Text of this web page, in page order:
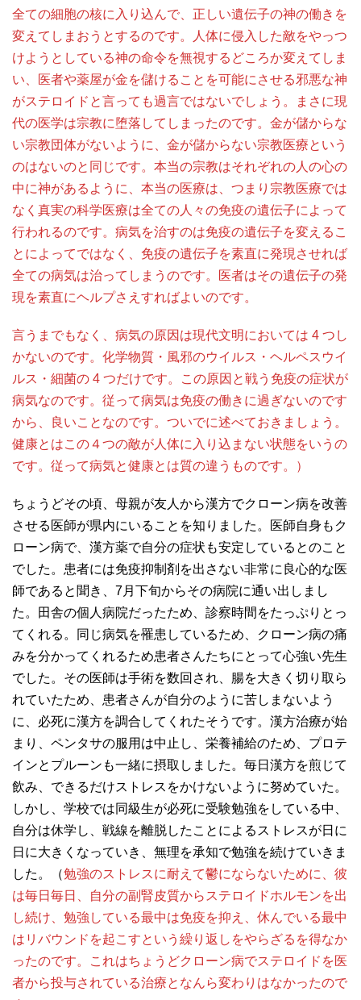
全ての細胞の核に入り込んで、正しい遺伝子の神の働きを
変えてしまおうとするのです。人体に侵入した敵をやっつ
けようとしている神の命令を無視するどころか変えてしま
い、医者や薬屋が金を儲けることを可能にさせる邪悪な神
がステロイドと言っても過言ではないでしょう。まさに現
代の医学は宗教に堕落してしまったのです。金が儲からな
い宗教団体がないように、金が儲からない宗教医療という
のはないのと同じです。本当の宗教はそれぞれの人の心の
中に神があるように、本当の医療は、つまり宗教医療では
なく真実の科学医療は全ての人々の免疫の遺伝子によって
行われるのです。病気を治すのは免疫の遺伝子を変えるこ
とによってではなく、免疫の遺伝子を素直に発現させれば
全ての病気は治ってしまうのです。医者はその遺伝子の発
現を素直にヘルプさえすればよいのです。
言うまでもなく、病気の原因は現代文明においては 4 つし
かないのです。化学物質・風邪のウイルス・ヘルペスウイ
ルス・細菌の 4 つだけです。この原因と戦う免疫の症状が
病気なのです。従って病気は免疫の働きに過ぎないのです
から、良いことなのです。ついでに述べておきましょう。
健康とはこの４つの敵が人体に入り込まない状態をいうの
です。従って病気と健康とは質の違うものです。）
ちょうどその頃、母親が友人から漢方でクローン病を改善
させる医師が県内にいることを知りました。医師自身もク
ローン病で、漢方薬で自分の症状も安定しているとのこと
でした。患者には免疫抑制剤を出さない非常に良心的な医
師であると聞き、7月下旬からその病院に通い出しまし
た。田舎の個人病院だったため、診察時間をたっぷりとっ
てくれる。同じ病気を罹患しているため、クローン病の痛
みを分かってくれるため患者さんたちにとって心強い先生
でした。その医師は手術を数回され、腸を大きく切り取ら
れていたため、患者さんが自分のように苦しまないよう
に、必死に漢方を調合してくれたそうです。漢方治療が始
まり、ペンタサの服用は中止し、栄養補給のため、プロテ
インとプルーンも一緒に摂取しました。毎日漢方を煎じて
飲み、できるだけストレスをかけないように努めていた。
しかし、学校では同級生が必死に受験勉強をしている中、
自分は休学し、戦線を離脱したことによるストレスが日に
日に大きくなっていき、無理を承知で勉強を続けていきま
した。（勉強のストレスに耐えて鬱にならないために、彼
は毎日毎日、自分の副腎皮質からステロイドホルモンを出
し続け、勉強している最中は免疫を抑え、休んでいる最中
はリバウンドを起こすという繰り返しをやらざるを得なか
ったのです。これはちょうどクローン病でステロイドを医
者から投与されている治療となんら変わりはなかったので